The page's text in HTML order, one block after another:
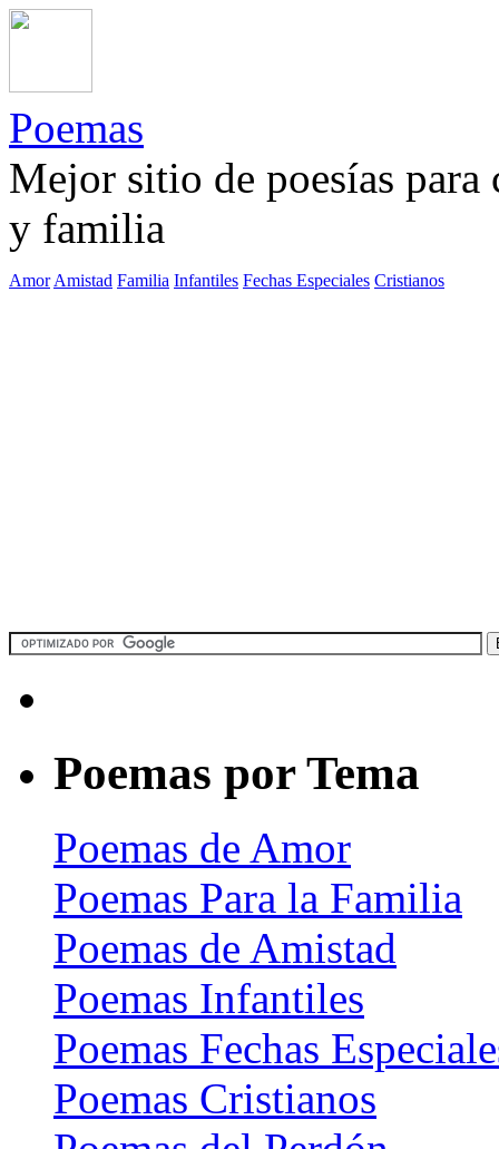
Poemas
Mejor sitio de poesías
y familia
Amor Amistad Familia Infantiles Fechas Especiales Cristianos
Poemas por Tema
Poemas de Amor
Poemas Para la Familia
Poemas de Amistad
Poemas Infantiles
Poemas Fechas
Poemas Cristianos